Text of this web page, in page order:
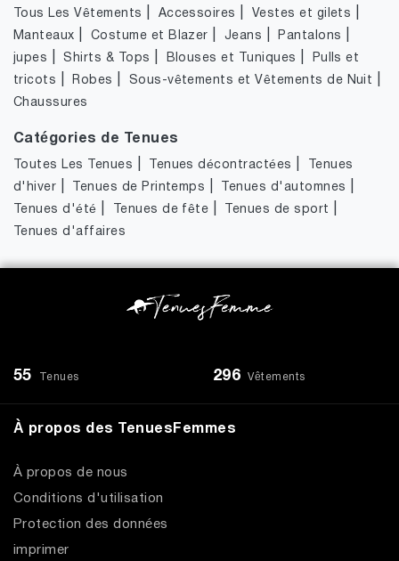
Tous Les Vêtements Accessoires Vestes et gilets
Manteaux Costume et Blazer Jeans Pantalons
jupes |Shirts & Tops Blouses et Tuniques
Pulls et
tricots
Robes Sous-vêtements et Vêtements de Nuit
Chaussures
Catégories de Tenues
Toutes Les Tenues Tenues décontractées
Tenues
d'hiver
Tenues de Printemps Tenues d'automnes
Tenues d'été Tenues de fête Tenues de sport
Tenues d'affaires
55 Tenues 296 Vêtements
À propos des TenuesFemmes
À propos de nous
Conditions d'utilisation
Protection des données
imprimer